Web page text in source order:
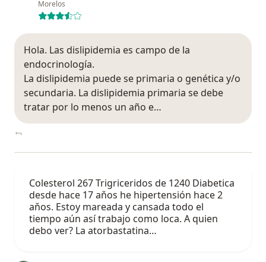
Morelos
Hola. Las dislipidemia es campo de la
endocrinología.
La dislipidemia puede se primaria o genética y/o
secundaria. La dislipidemia primaria se debe
tratar por lo menos un año e…
Colesterol 267 Trigriceridos de 1240 Diabetica
desde hace 17 aňos he hipertensión hace 2
aňos. Estoy mareada y cansada todo el
tiempo aún así trabajo como loca. A quien
debo ver? La atorbastatina…